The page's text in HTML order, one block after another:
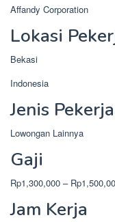
Affandy Corporation
Lokasi
Bekasi
Indonesia
Jenis
Lowongan Lainnya
Gaji
Rp1,300,000 –
Jam Kerja